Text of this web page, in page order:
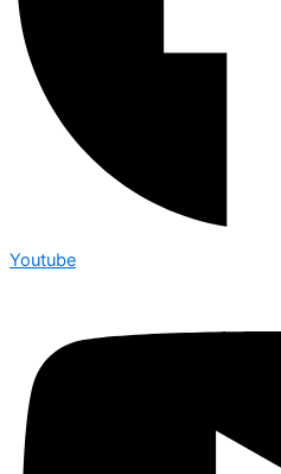
Youtube